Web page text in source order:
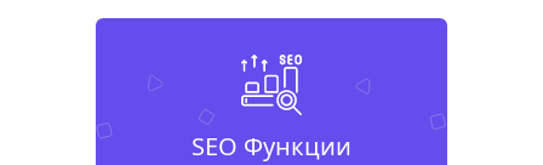
SEO Функции